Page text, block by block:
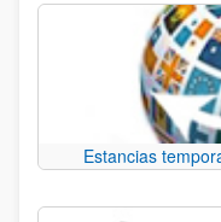
Estancias